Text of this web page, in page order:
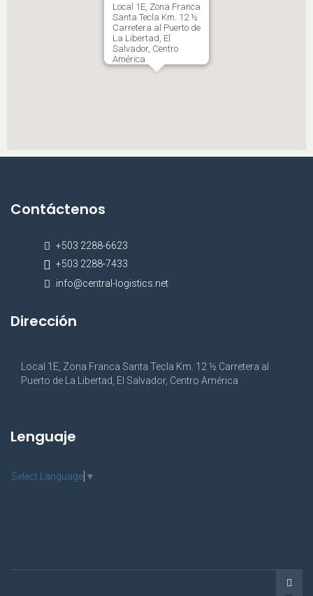
Local 1E, Zona Franca
Santa Tecla Km. 12 ½
Carretera al Puerto de
La Libertad, El
Salvador, Centro
América
Contáctenos
+503 2288-6623
+503 2288-7433
info@central-logistics.net
Dirección
Local 1E, Zona Franca Santa Tecla Km. 12 ½ Carretera al
Puerto de La Libertad, El Salvador, Centro América
Lenguaje
Select Language ▼